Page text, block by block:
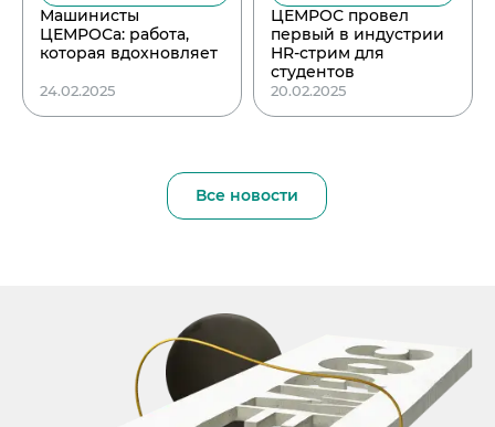
Машинисты
ЦЕМРОСа: работа,
которая вдохновляет
24.02.2025
ЦЕМРОС провел
первый в индустрии
HR-стрим для
студентов
20.02.2025
Все новости